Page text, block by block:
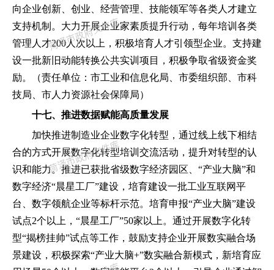
向企业创新、创业、经营管理、技能领军等各类人才建立
支持机制。大力开展企业家素质提升行动 ， 每年培训各类
管理人才200人次以上 ， 积极培育人才引领型企业。支持建
设一批新旧动能转换公共实训项目
， 积极争取省级资金奖
励。
（责任单位 ： 市工业和信息化局、市委组织部、市科
技局、市人力资源社会保障局）
十七、推进数据赋能高质量发展
加快推进制造业企业数字化转型 ， 通过线上线下相结
合的方式开展数字化转型培训交流活动 ， 提升对转型的认
识和能力。推进已获批省级数字经济园区、 “产业大脑”和
数字经济“晨星工厂”建设 ， 培育建设一批工业互联网平
台、数字领航企业等标杆示范。培育申报“产业大脑”建设
试点2个以上 ， “晨星工厂”50家以上。通过开展数字化转
型“揭榜挂帅”试点等工作 ， 鼓励支持企业开展数实融合场
景建设 ， 积极探索“产业大脑+”数实融合新模式 ， 新培育应